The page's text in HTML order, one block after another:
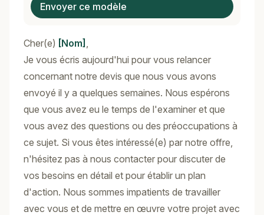
Envoyer ce modèle
Cher(e) [Nom] ,
Je vous écris aujourd'hui pour vous relancer
concernant notre devis que nous vous avons
envoyé il y a quelques semaines. Nous espérons
que vous avez eu le temps de l'examiner et que
vous avez des questions ou des préoccupations à
ce sujet. Si vous êtes intéressé(e) par notre offre,
n'hésitez pas à nous contacter pour discuter de
vos besoins en détail et pour établir un plan
d'action. Nous sommes impatients de travailler
avec vous et de mettre en œuvre votre projet avec